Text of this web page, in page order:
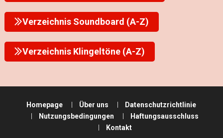
Verzeichnis Soundboard (A-Z)
Verzeichnis Klingeltöne (A-Z)
Homepage Über uns
Datenschutzrichtlinie
Nutzungsbedingungen
Haftungsausschluss
Kontakt